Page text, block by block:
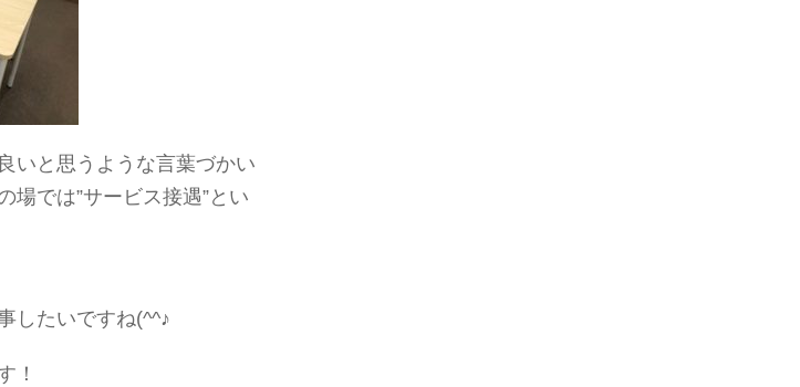
いと思うような言葉づかい
場では”サービス接遇”とい
したいですね(^^♪
！